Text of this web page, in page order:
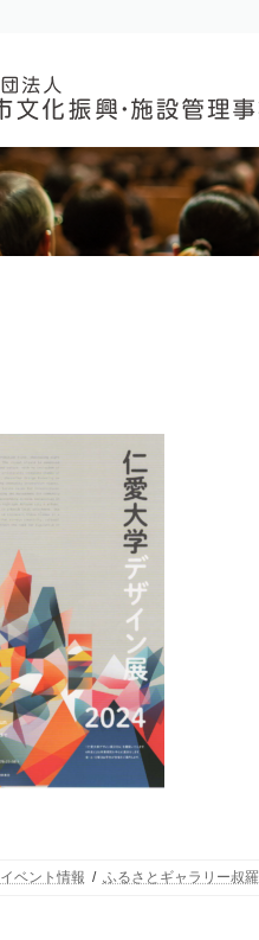
イベント情報 ふるさとギャラリー叔羅